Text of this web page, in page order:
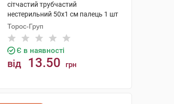
сітчастий трубчастий
нестерильний 50х1 см палець 1 шт
Торос-Груп
Є в наявності
від 13.50 грн